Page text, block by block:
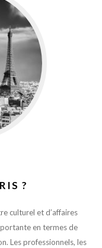
?
culturel et d’affaires
en termes de
Les professionnels, les